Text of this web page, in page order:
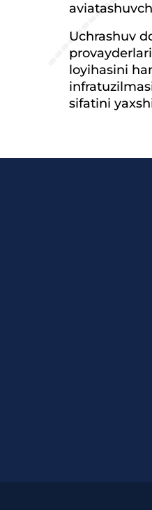
Uchrashuv
loyihasini
sifatini